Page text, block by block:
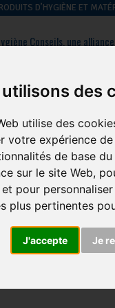
des
utilise des
votre expérience
de base du
sur le site Web,
pour
plus pertinentes
J'accepte Je
D’HYGIÈNE ET
Conseils, une
hygiène des
sols
hygiène du
Support de
DE
2 TOUT